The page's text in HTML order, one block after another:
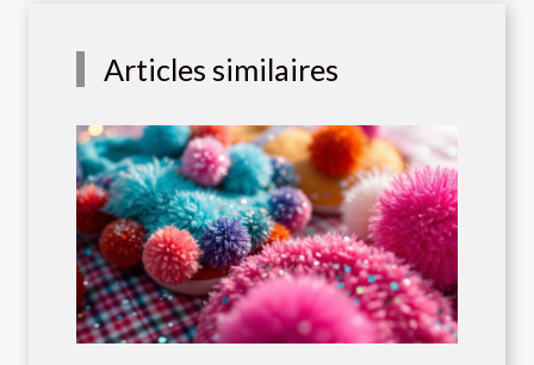
Articles similaires